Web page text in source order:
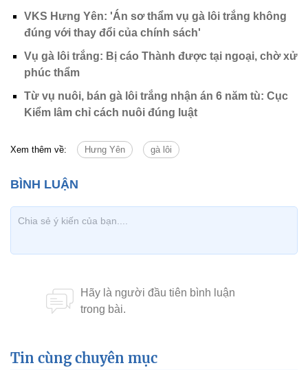
VKS Hưng Yên: 'Án sơ thẩm vụ gà lôi trắng không
đúng với thay đổi của chính sách'
Vụ gà lôi trắng: Bị cáo Thành được tại ngoại, chờ xử
phúc thẩm
Từ vụ nuôi, bán gà lôi trắng nhận án 6 năm tù: Cục
Kiểm lâm chỉ cách nuôi đúng luật
Xem thêm về: Hưng Yên gà lôi
Tin cùng chuyên mục